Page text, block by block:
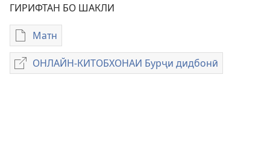
ГИРИФТАН БО ШАКЛИ
Матн
Тарзҳои
боргирии
адабиёти
ОНЛАЙН-КИТОБХОНАИ Бурҷи дидбонӣ
ОНЛАЙН-